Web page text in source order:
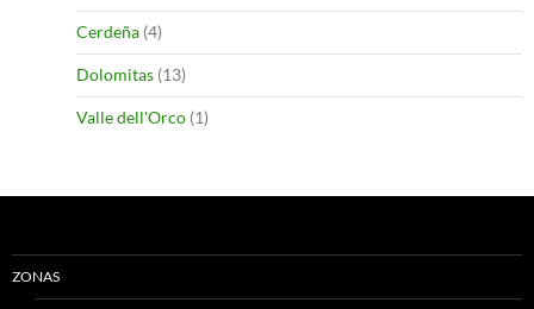
Cerdeña (4)
Dolomitas (13)
Valle dell'Orco (1)
ZONAS